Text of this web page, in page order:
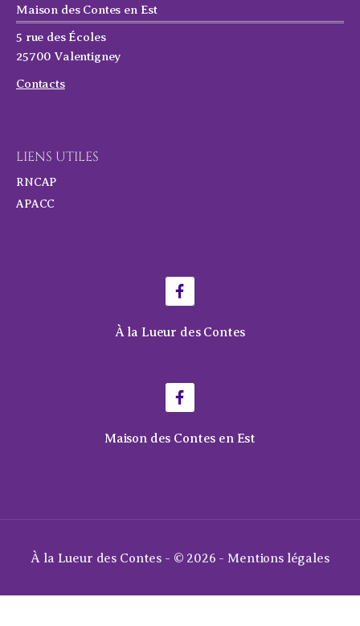
Maison des Contes en Est
5 rue des Écoles
25700 Valentigney
Contacts
LIENS UTILES
RNCAP
APACC
À la Lueur des Contes
Maison des Contes en Est
À la Lueur des Contes - © 2026 - Mentions légales